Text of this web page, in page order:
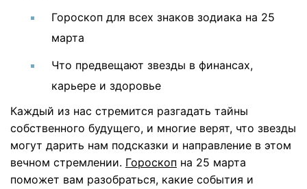
Гороскоп для всех знаков зодиака на 25
марта
Что предвещают звезды в финансах,
карьере и здоровье
Каждый из нас стремится разгадать тайны
собственного будущего, и многие верят, что звезды
могут дарить нам подсказки и направление в этом
вечном стремлении. Гороскоп на 25 марта
поможет вам разобраться, какие события и